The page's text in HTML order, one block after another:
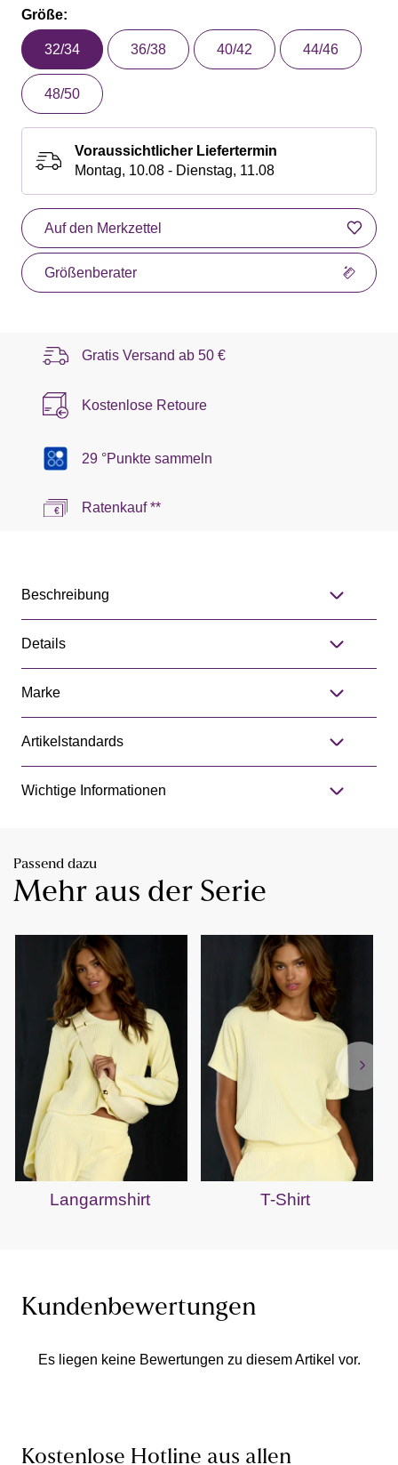
Größe:
32/34 36/38 40/42 44/46
48/50
Voraussichtlicher Liefertermin
Montag, 10.08 - Dienstag, 11.08
Auf den Merkzettel
Größenberater
Gratis Versand ab 50 €
Kostenlose Retoure
29 °Punkte sammeln
Ratenkauf **
Beschreibung
Details
Marke
Artikelstandards
Wichtige Informationen
Passend dazu
Mehr aus der Serie
Langarmshirt T-Shirt
Kundenbewertungen
Es liegen keine Bewertungen zu diesem Artikel vor.
Kostenlose Hotline aus allen